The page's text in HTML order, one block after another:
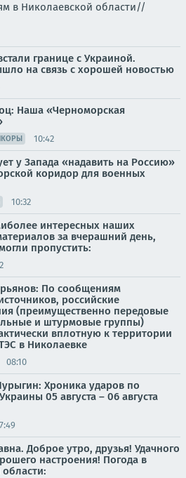
в Николаевской области//
границе с Украиной.
на связь с хорошей новостью
Наша «Черноморская
10:42
у Запада «надавить на Россию»
коридор для военных
10:32
интересных наших
за вчерашний день,
пропустить:
По сообщениям
российские
(преимущественно передовые
и штурмовые группы)
вплотную к территории
в Николаевке
08:10
Хроника ударов по
05 августа – 06 августа
Доброе утро, друзья! Удачного
настроения! Погода в